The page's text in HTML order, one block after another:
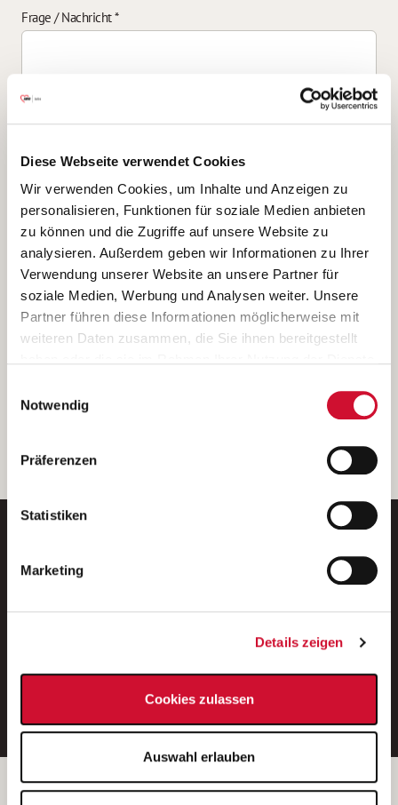
Diese Webseite verwendet Cookies
Wir verwenden Cookies, um Inhalte und Anzeigen zu
personalisieren, Funktionen für soziale Medien anbieten
zu können und die Zugriffe auf unsere Website zu
analysieren. Außerdem geben wir Informationen zu Ihrer
Verwendung unserer Website an unsere Partner für
soziale Medien, Werbung und Analysen weiter. Unsere
Partner führen diese Informationen möglicherweise mit
weiteren Daten zusammen, die Sie ihnen bereitgestellt
Wenn Sie auf „Cookies zulassen“ klicken, so stimmen
Sie der Speicherung sämtlicher Cookies zu. Sie können
Ihre Einwilligung selbstverständlich jederzeit widerrufen,
indem Sie die Cookie-Einstellungen aufrufen und diese
unserer
Notwendig
Präferenzen
Statistiken
Marketing
Details zeigen
Cookies zulassen
Auswahl erlauben
Frage / Nachricht*
Ich bin damit einverstanden, dass meine personenbezogenen Daten
ausschließlich zum Zweck der Durchführung der Kontaktanfrage
verarbeitet, auf IT- Systemen der Garitz Bewirtschaftungsbetriebe
GmbH, Heinrich-von-Kleist-Straße 2, 97688 Bad Kissingen
(Betreiber) gespeichert und an die für das Stellenangebot
verantwortliche Stelle zur Kontaktaufnahme weitergegeben
werden.
Diese Einwilligungserklärung kann ich jederzeit gegenüber dem
Weitere Details können Sie der
entnehmen.
E-Mail-Adresse eintragen
Betreiber der Webseite